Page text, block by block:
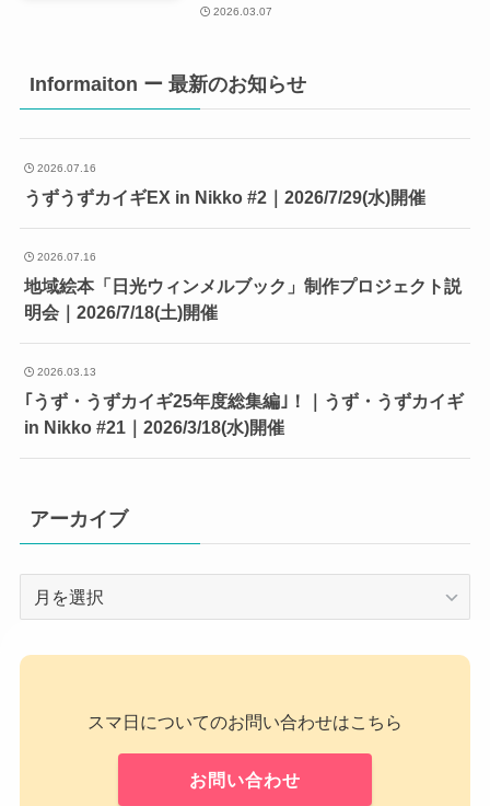
2026.03.07
Informaiton ー 最新のお知らせ
2026.07.16
うずうずカイギEX in Nikko #2｜2026/7/29(水)開催
2026.07.16
地域絵本「日光ウィンメルブック」制作プロジェクト説
明会｜2026/7/18(土)開催
2026.03.13
｢うず・うずカイギ25年度総集編｣！｜うず・うずカイギ
in Nikko #21｜2026/3/18(水)開催
アーカイブ
イ
スマ日についてのお問い合わせはこちら
お問い合わせ